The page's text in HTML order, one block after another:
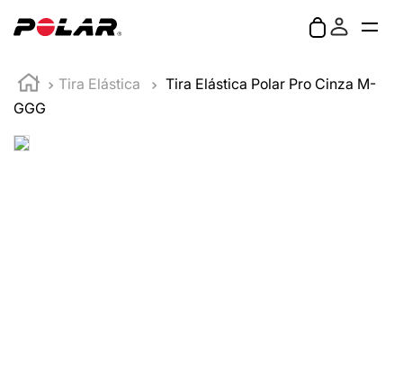
Tira Elástica
Tira Elástica Polar Pro Cinza M-
GGG